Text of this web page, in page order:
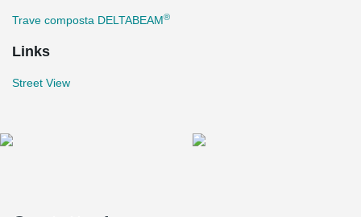
Trave composta DELTABEAM®
Links
Street View